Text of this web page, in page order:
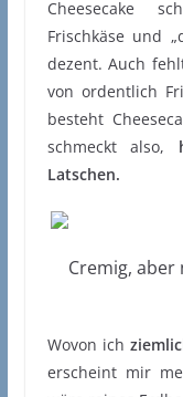
Cheesecake
Frischkäse und
dezent. Auch
von ordentlich
besteht
schmeckt also,
Latschen.
Cremig,
Wovon ich
erscheint mir